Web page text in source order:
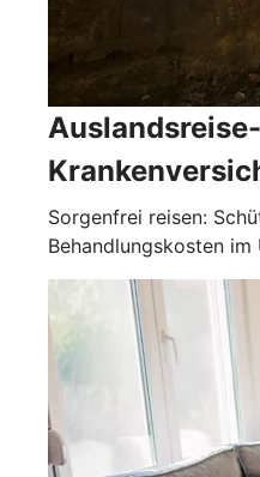
Auslandsreise-
Sorgenfrei reisen:
Behandlungskosten im